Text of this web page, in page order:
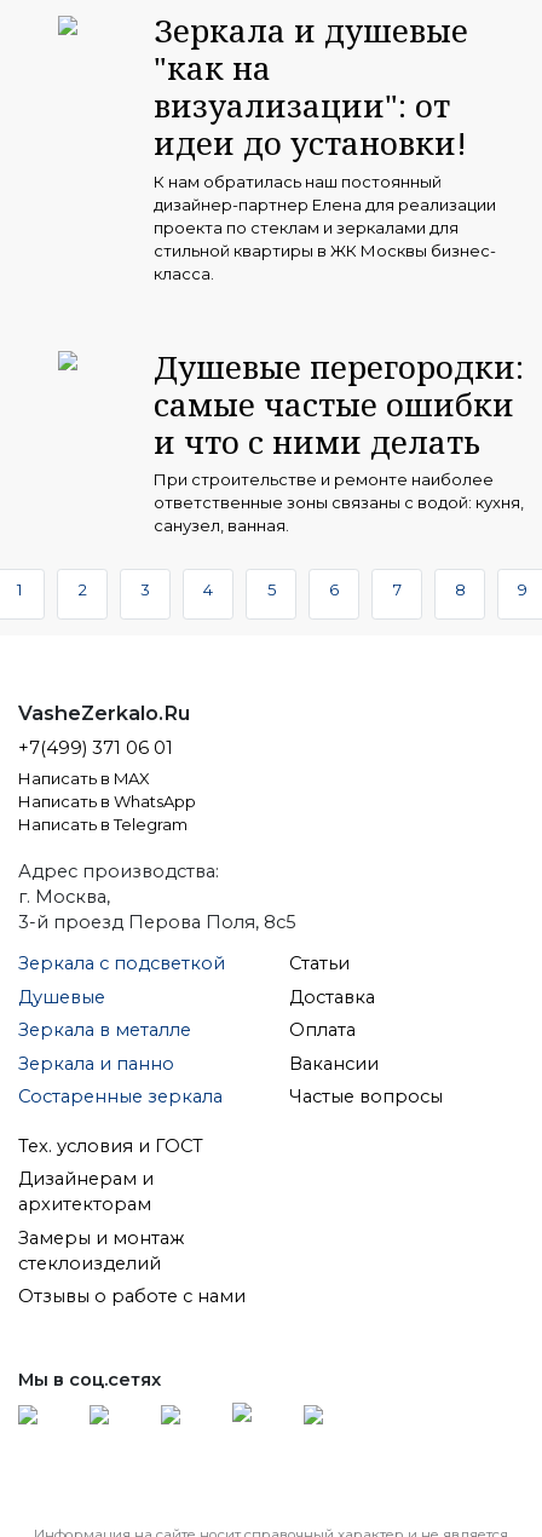
Зеркала и душевые
"как на
визуализации": от
идеи до установки!
К нам обратилась наш постоянный
дизайнер-партнер Елена для реализации
проекта по стеклам и зеркалами для
стильной квартиры в ЖК Москвы бизнес-
класса.
Душевые перегородки:
самые частые ошибки
и что с ними делать
При строительстве и ремонте наиболее
ответственные зоны связаны с водой: кухня,
санузел, ванная.
1 2 3 4 5 6 7 8 9
VasheZerkalo.Ru
+7(499) 371 06 01
Написать в MAX
Написать в WhatsApp
Написать в Telegram
Адрес производства:
г. Москва,
3-й проезд Перова Поля, 8с5
Зеркала с подсветкой
Душевые
Зеркала в металле
Зеркала и панно
Состаренные зеркала
Статьи
Доставка
Оплата
Вакансии
Частые вопросы
Тех. условия и ГОСТ
Дизайнерам и
архитекторам
Замеры и монтаж
стеклоизделий
Отзывы о работе с нами
Мы в соц.сетях